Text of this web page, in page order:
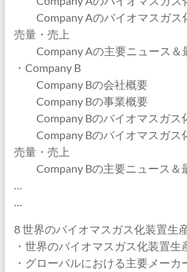
Company Aのバイオマスガス
売量・売上
Company Aの主要ニュース＆
・Company B
Company Bの会社概要
Company Bの事業概要
Company Bのバイオマスガス
Company Bのバイオマスガス
売量・売上
Company Bの主要ニュース＆
…
…
8 世界のバイオマスガス化装置生
・世界のバイオマスガス化装置生
・グローバルにおける主要メー